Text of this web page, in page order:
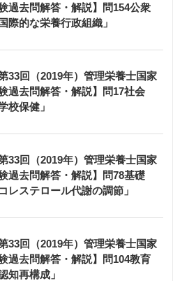
過去問解答・解説】問154公衆
国際的な栄養行政組織」
第33回（2019年）管理栄養士国家
過去問解答・解説】問17社会
学校保健」
第33回（2019年）管理栄養士国家
過去問解答・解説】問78基礎
コレステロール代謝の調節」
第33回（2019年）管理栄養士国家
過去問解答・解説】問104教育
認知再構成」